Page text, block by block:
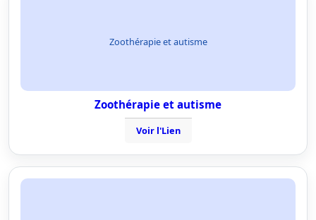
Zoothérapie et autisme
Zoothérapie et autisme
Voir l'Lien